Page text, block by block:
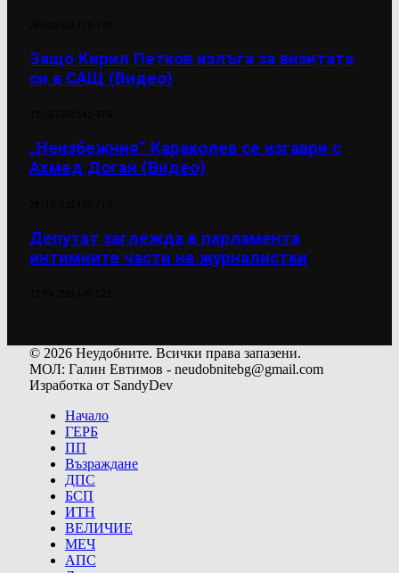
Защо Кирил Петков излъга за визитата
си в САЩ (Видео)
„Неизбежния“ Караколев се изгаври с
Ахмед Доган (Видео)
Депутат заглежда в парламента
интимните части на журналистки
© 2026 Неудобните. Всички права запазени.
МОЛ: Галин Евтимов - neudobnitebg@gmail.com
Изработка от SandyDev
Начало
ГЕРБ
ПП
Възраждане
ДПС
БСП
ИТН
ВЕЛИЧИЕ
МЕЧ
АПС